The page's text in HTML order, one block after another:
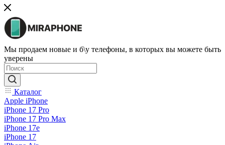
Мы продаем новые и б\у телефоны, в которых вы можете быть
уверены
Каталог
Apple iPhone
iPhone 17 Pro
iPhone 17 Pro Max
iPhone 17e
iPhone 17